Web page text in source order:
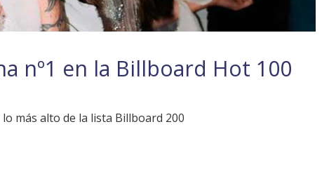
nº1 en la Billboard Hot 100
más alto de la lista Billboard 200